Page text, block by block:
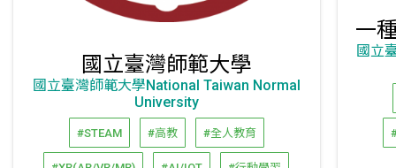
國立
國立臺灣師範大學
國立臺灣師範大學National Taiwan Normal
University
#STEAM #高教 #全人教育